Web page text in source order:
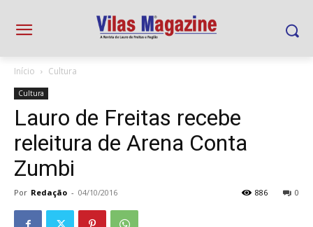
Início Cultura
Cultura
Lauro de Freitas recebe
releitura de Arena Conta
Zumbi
Por Redação - 04/10/2016 0
886